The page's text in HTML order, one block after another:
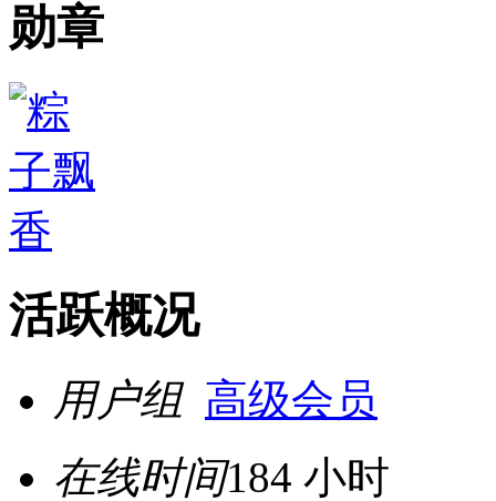
勋章
活跃概况
用户组 高级会员
在线时间184 小时